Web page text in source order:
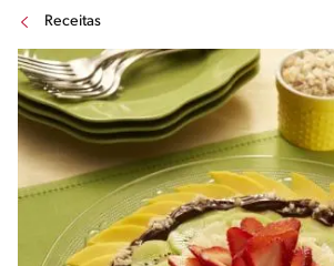
Receitas